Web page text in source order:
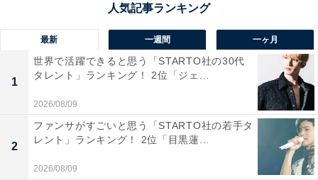
案内所、特産品の販売所などがそろっており、観光客に
とってうれしい休憩スポットです。近隣には温泉宿も多
く、湯巡りの拠点としても人気があります。
回答者からは「産直コーナーや飲食コーナー、広い公園
に足湯もある充実した道の駅で、足湯駒の湯は源泉かけ
流しで、気軽に温泉を楽しめ、駒の湯という名前から連
想されるとおり、将棋の形をしていて、ここでも将棋の
まち天童を感じられるからです」（60代男性／愛知
最新 一週間 一ヶ月
1
世界で活躍できると思う「STARTO社の30代
タレント」ランキング！ 2位「ジェ...
2026/08/09
2
ファンサがすごいと思う「STARTO社の若手タ
レント」ランキング！ 2位「目黒蓮...
2026/08/09